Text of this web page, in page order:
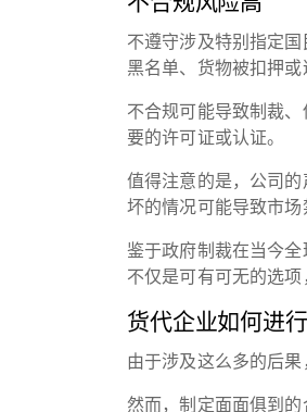
不遵守涉及特别指定
黑名单、货物被扣押或
不合规可能导致制裁
要的许可证或认证。
值得注意的是，公司
坏的情况可能导致市场
鉴于政府制裁在当今
不仅是可有可无的选项
货代企业如何进
由于涉及这么多的后
然而，制定面面俱到